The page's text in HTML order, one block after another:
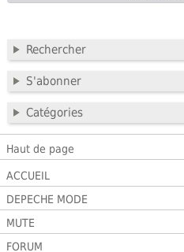
Rechercher
S'abonner
Catégories
Haut de page
ACCUEIL
DEPECHE MODE
MUTE
FORUM